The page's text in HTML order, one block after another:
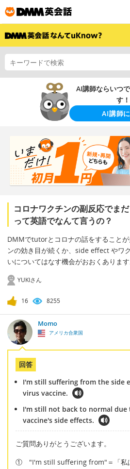
AI講師ならいつ
す！
AI講師
コロナワクチンの副反応でま
って英語でなんて言うの？
DMMでtutorとコロナの話をすること
ンの効き目が続くか、side effect やワ
いについてはなす機会がおおくあります
YUKIさん
16 8255
Momo
アメリカ合衆国
回答
I'm still suffering from the side
virus vaccine.
I'm still not back to normal
vaccine's side effects.
ご質問ありがとうございます。
① "I'm still suffering from"＝「私